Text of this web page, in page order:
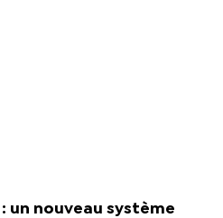
un nouveau système